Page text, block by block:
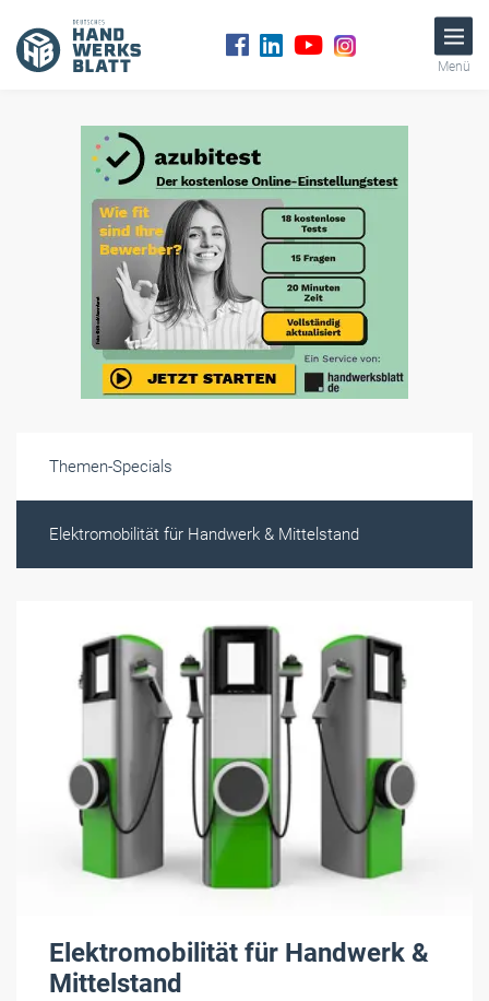
Menü
Themen-Specials
Elektromobilität für Handwerk & Mittelstand
Elektromobilität für Handwerk &
Mittelstand